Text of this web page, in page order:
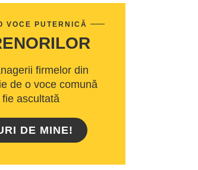
VOCE PUTERNICĂ
firmelor din
de o voce comună
ascultată
DE MINE!